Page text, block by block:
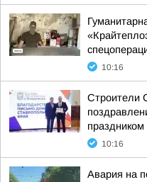
10:16
Строители
праздником
10:16
Авария на